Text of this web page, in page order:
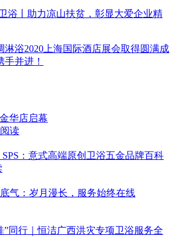
浴丨助力凉山扶贫，彰显大爱企业精
淋浴2020上海国际酒店展会取得圆满成
手并进！
华店启幕
读
：意式高端原创卫浴五金品牌百科
气：岁月漫长，服务始终在线
”同行｜恒洁广西洪灾专项卫浴服务全